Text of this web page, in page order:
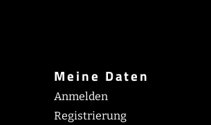
Meine Daten
Anmelden
Registrierung